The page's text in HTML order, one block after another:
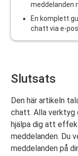
meddelanden
En komplett
chatt via e-
Slutsats
Den här artikeln
chatt. Alla verktyg
hjälpa dig att
meddelanden. Du
meddelanden på